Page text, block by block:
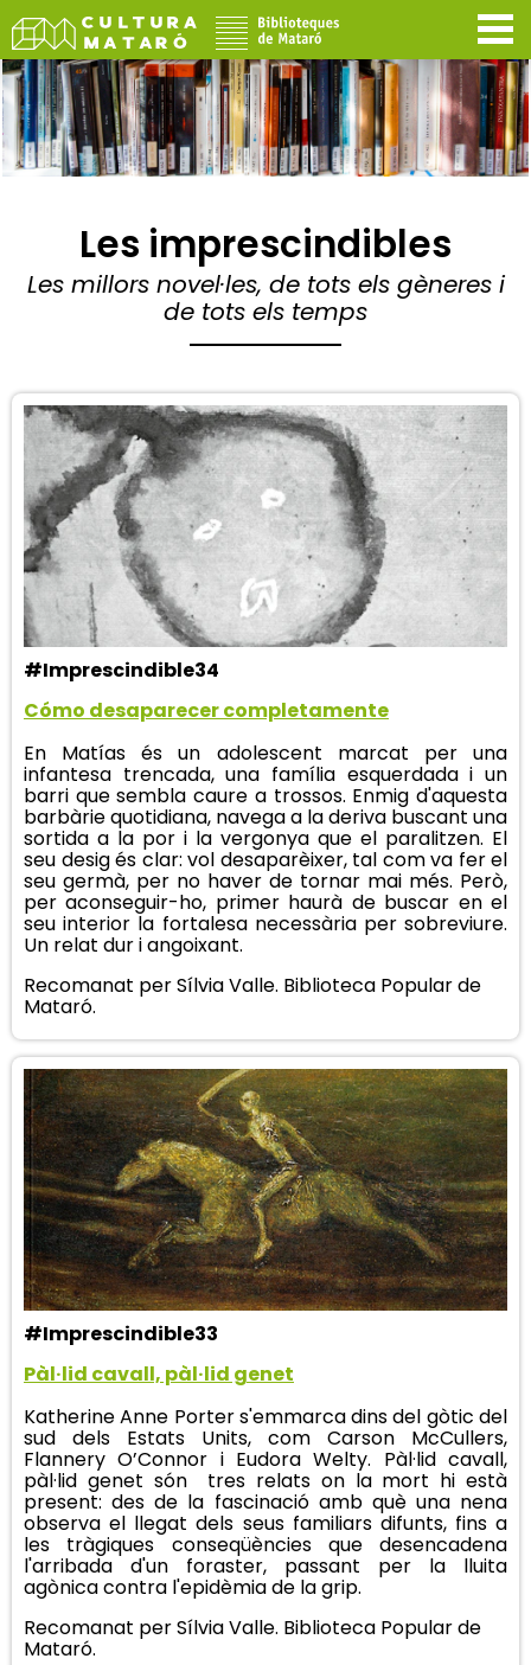
Les imprescindibles
Les millors novel·les, de tots els gèneres i
de tots els temps
#Imprescindible34
Cómo desaparecer completamente
En Matías és un adolescent marcat per una
infantesa trencada, una família esquerdada i un
barri que sembla caure a trossos. Enmig d'aquesta
barbàrie quotidiana, navega a la deriva buscant una
sortida a la por i la vergonya que el paralitzen. El
seu desig és clar: vol desaparèixer, tal com va fer el
seu germà, per no haver de tornar mai més. Però,
per aconseguir-ho, primer haurà de buscar en el
seu interior la fortalesa necessària per sobreviure.
Un relat dur i angoixant.
Recomanat per Sílvia Valle. Biblioteca Popular de
Mataró.
#Imprescindible33
Pàl·lid cavall, pàl·lid genet
Katherine Anne Porter s'emmarca dins del gòtic del
sud dels Estats Units, com Carson McCullers,
Flannery O’Connor i Eudora Welty. Pàl·lid cavall,
pàl·lid genet són tres relats on la mort hi està
present: des de la fascinació amb què una nena
observa el llegat dels seus familiars difunts, fins a
les tràgiques conseqüències que desencadena
l'arribada d'un foraster, passant per la lluita
agònica contra l'epidèmia de la grip.
Recomanat per Sílvia Valle. Biblioteca Popular de
Mataró.